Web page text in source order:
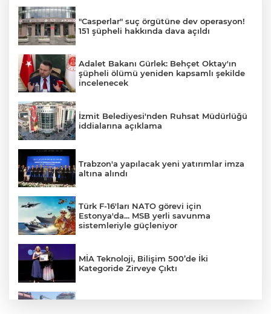
"Casperlar" suç örgütüne dev operasyon!
151 şüpheli hakkında dava açıldı
Adalet Bakanı Gürlek: Behçet Oktay'ın
şüpheli ölümü yeniden kapsamlı şekilde
incelenecek
İzmit Belediyesi'nden Ruhsat Müdürlüğü
iddialarına açıklama
Trabzon'a yapılacak yeni yatırımlar imza
altına alındı
Türk F-16'ları NATO görevi için
Estonya'da... MSB yerli savunma
sistemleriyle güçleniyor
MİA Teknoloji, Bilişim 500’de İki
Kategoride Zirveye Çıktı